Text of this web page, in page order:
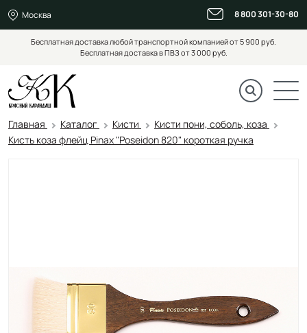
Москва 8 800 301-30-80
Бесплатная доставка любой транспортной компанией от 5 900 руб.
Бесплатная доставка в ПВЗ от 3 000 руб.
Главная Каталог Кисти
Кисти пони, соболь, коза
Кисть коза флейц Pinax "Poseidon 820" короткая ручка